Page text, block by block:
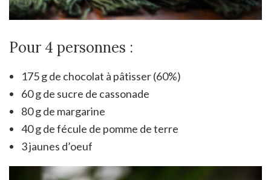
Pour 4 personnes :
175 g de chocolat à pâtisser (60%)
60 g de sucre de cassonade
80 g de margarine
40 g de fécule de pomme de terre
3 jaunes d’oeuf